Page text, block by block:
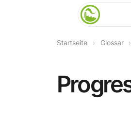
Startseite › Glossar ›